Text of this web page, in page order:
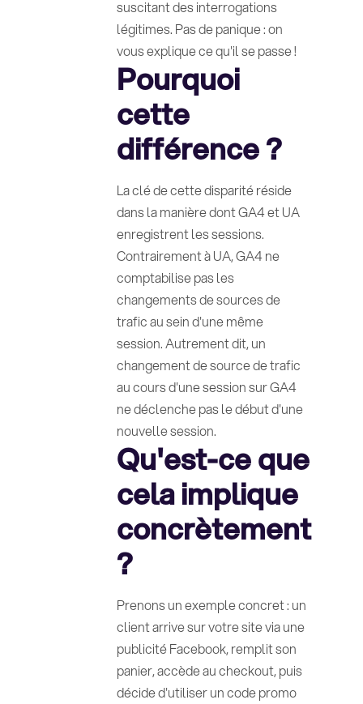
suscitant des interrogations
légitimes. Pas de panique : on
vous explique ce qu'il se passe !
Pourquoi
cette
différence ?
La clé de cette disparité réside
dans la manière dont GA4 et UA
enregistrent les sessions.
Contrairement à UA, GA4 ne
comptabilise pas les
changements de sources de
trafic au sein d'une même
session. Autrement dit, un
changement de source de trafic
au cours d'une session sur GA4
ne déclenche pas le début d'une
nouvelle session.
Qu'est-ce que
cela implique
concrètement
?
Prenons un exemple concret : un
client arrive sur votre site via une
publicité Facebook, remplit son
panier, accède au checkout, puis
décide d'utiliser un code promo